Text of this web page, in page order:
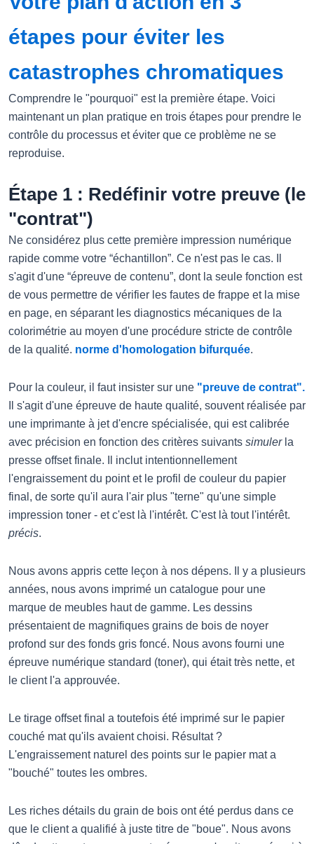
étapes pour éviter les
catastrophes chromatiques
Comprendre le "pourquoi" est la première étape. Voici
maintenant un plan pratique en trois étapes pour prendre le
contrôle du processus et éviter que ce problème ne se
reproduise.
Étape 1 : Redéfinir votre preuve (le
"contrat")
Ne considérez plus cette première impression numérique
rapide comme votre “échantillon”. Ce n'est pas le cas. Il
s'agit d'une “épreuve de contenu”, dont la seule fonction est
de vous permettre de vérifier les fautes de frappe et la mise
en page, en séparant les diagnostics mécaniques de la
colorimétrie au moyen d'une procédure stricte de contrôle
de la qualité. norme d'homologation bifurquée.
Pour la couleur, il faut insister sur une "preuve de contrat".
Il s'agit d'une épreuve de haute qualité, souvent réalisée par
une imprimante à jet d'encre spécialisée, qui est calibrée
avec précision en fonction des critères suivants simulerla
presse offset finale. Il inclut intentionnellement
l'engraissement du point et le profil de couleur du papier
final, de sorte qu'il aura l'air plus "terne" qu'une simple
impression toner - et c'est là l'intérêt. C'est là tout l'intérêt.
précis.
Nous avons appris cette leçon à nos dépens. Il y a plusieurs
années, nous avons imprimé un catalogue pour une
marque de meubles haut de gamme. Les dessins
présentaient de magnifiques grains de bois de noyer
profond sur des fonds gris foncé. Nous avons fourni une
épreuve numérique standard (toner), qui était très nette, et
le client l'a approuvée.
Le tirage offset final a toutefois été imprimé sur le papier
couché mat qu'ils avaient choisi. Résultat ?
L'engraissement naturel des points sur le papier mat a
"bouché" toutes les ombres.
Les riches détails du grain de bois ont été perdus dans ce
que le client a qualifié à juste titre de "boue". Nous avons